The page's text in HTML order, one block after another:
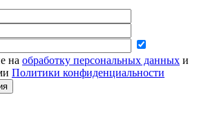
на обработку персональных данных и
Политики конфиденциальности